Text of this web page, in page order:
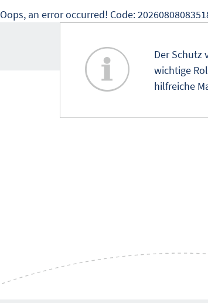
Oops, an error occurred! Code:
Der Schutz
wichtige
hilfreiche